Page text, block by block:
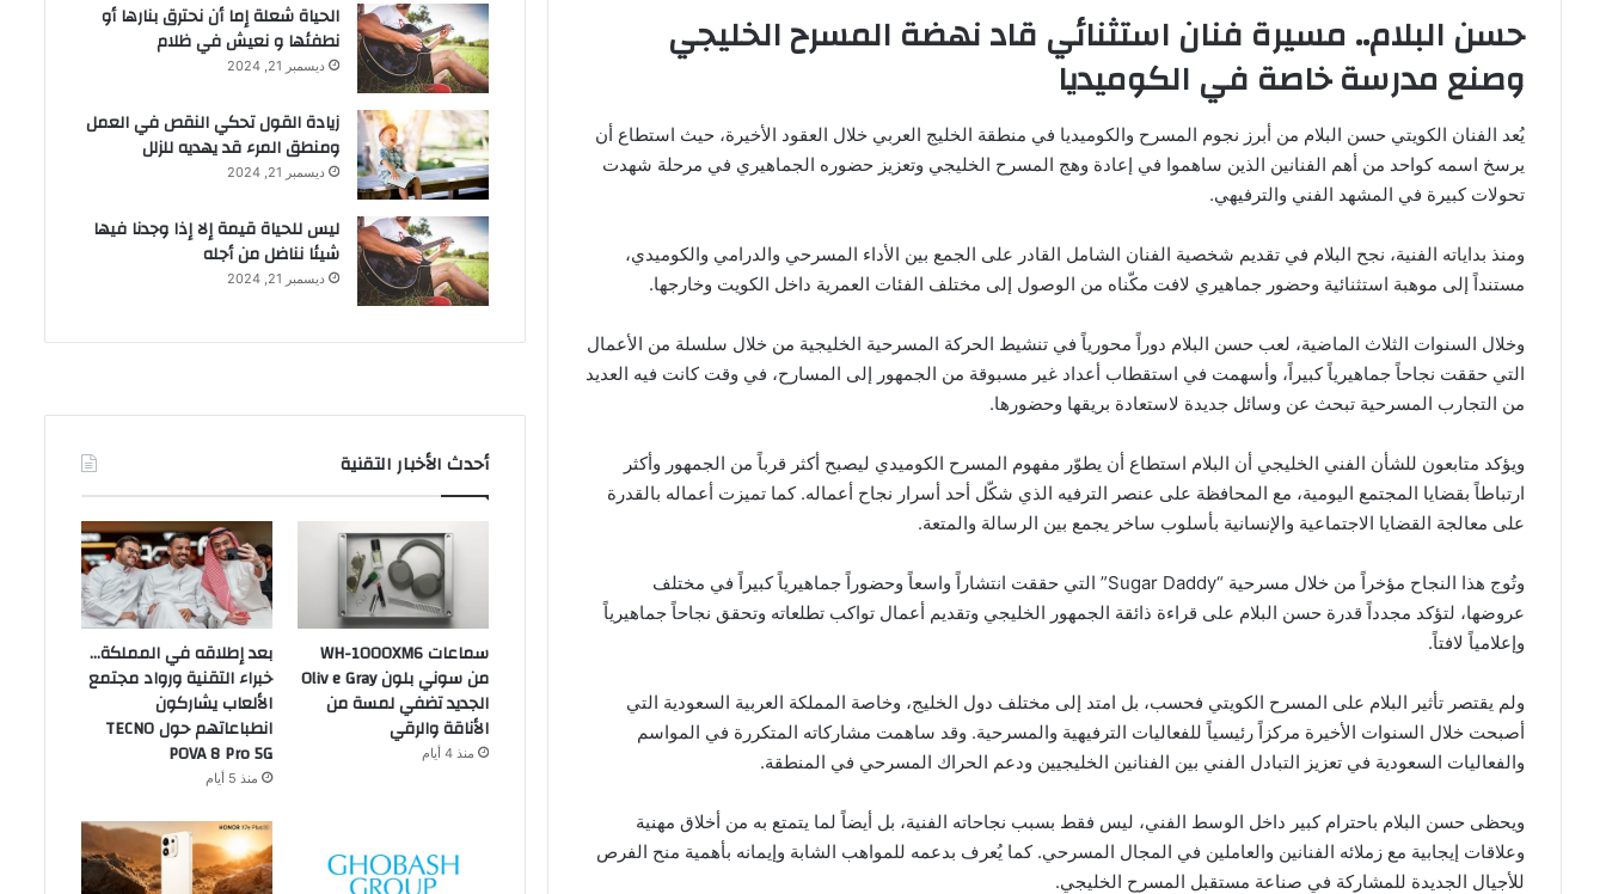
حسن البلام.. مسيرة فنان استثنائي قاد نهضة المسرح الخليجي
وصنع مدرسة خاصة في الكوميديا
يُعد الفنان الكويتي حسن البلام من أبرز نجوم المسرح والكوميديا في منطقة الخليج العربي خلال العقود الأخيرة، حيث استطاع أن
يرسخ اسمه كواحد من أهم الفنانين الذين ساهموا في إعادة وهج المسرح الخليجي وتعزيز حضوره الجماهيري في مرحلة شهدت
تحولات كبيرة في المشهد الفني والترفيهي.
ومنذ بداياته الفنية، نجح البلام في تقديم شخصية الفنان الشامل القادر على الجمع بين الأداء المسرحي والدرامي والكوميدي،
مستنداً إلى موهبة استثنائية وحضور جماهيري لافت مكّناه من الوصول إلى مختلف الفئات العمرية داخل الكويت وخارجها.
وخلال السنوات الثلاث الماضية، لعب حسن البلام دوراً محورياً في تنشيط الحركة المسرحية الخليجية من خلال سلسلة من الأعمال
التي حققت نجاحاً جماهيرياً كبيراً، وأسهمت في استقطاب أعداد غير مسبوقة من الجمهور إلى المسارح، في وقت كانت فيه العديد
من التجارب المسرحية تبحث عن وسائل جديدة لاستعادة بريقها وحضورها.
ويؤكد متابعون للشأن الفني الخليجي أن البلام استطاع أن يطوّر مفهوم المسرح الكوميدي ليصبح أكثر قرباً من الجمهور وأكثر
ارتباطاً بقضايا المجتمع اليومية، مع المحافظة على عنصر الترفيه الذي شكّل أحد أسرار نجاح أعماله. كما تميزت أعماله بالقدرة
على معالجة القضايا الاجتماعية والإنسانية بأسلوب ساخر يجمع بين الرسالة والمتعة.
وتُوج هذا النجاح مؤخراً من خلال مسرحية “Sugar Daddy” التي حققت انتشاراً واسعاً وحضوراً جماهيرياً كبيراً في مختلف
عروضها، لتؤكد مجدداً قدرة حسن البلام على قراءة ذائقة الجمهور الخليجي وتقديم أعمال تواكب تطلعاته وتحقق نجاحاً جماهيرياً
وإعلامياً لافتاً.
ولم يقتصر تأثير البلام على المسرح الكويتي فحسب، بل امتد إلى مختلف دول الخليج، وخاصة المملكة العربية السعودية التي
أصبحت خلال السنوات الأخيرة مركزاً رئيسياً للفعاليات الترفيهية والمسرحية. وقد ساهمت مشاركاته المتكررة في المواسم
والفعاليات السعودية في تعزيز التبادل الفني بين الفنانين الخليجيين ودعم الحراك المسرحي في المنطقة.
ويحظى حسن البلام باحترام كبير داخل الوسط الفني، ليس فقط بسبب نجاحاته الفنية، بل أيضاً لما يتمتع به من أخلاق مهنية
وعلاقات إيجابية مع زملائه الفنانين والعاملين في المجال المسرحي. كما يُعرف بدعمه للمواهب الشابة وإيمانه بأهمية منح الفرص
للأجيال الجديدة للمشاركة في صناعة مستقبل المسرح الخليجي.
الحياة شعلة إما أن نحترق بنارها أو
نطفئها و نعيش في ظلام
ديسمبر 21, 2024
زيادة القول تحكي النقص في العمل
ومنطق المرء قد يهديه للزلل
ديسمبر 21, 2024
ليس للحياة قيمة إلا إذا وجدنا فيها
شيئا نناضل من أجله
ديسمبر 21, 2024
أحدث الأخبار التقنية
سماعات WH-1000XM6
من سوني بلون Oliv e Gray
الجديد تضفي لمسة من
الأناقة والرقي
منذ 4 أيام
بعد إطلاقه في المملكة…
خبراء التقنية ورواد مجتمع
الألعاب يشاركون
انطباعاتهم حول TECNO
POVA 8 Pro 5G
منذ 5 أيام